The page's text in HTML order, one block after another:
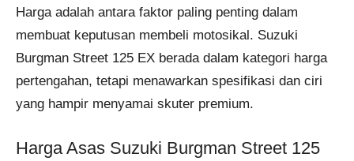
Harga adalah antara faktor paling penting dalam
membuat keputusan membeli motosikal. Suzuki
Burgman Street 125 EX berada dalam kategori harga
pertengahan, tetapi menawarkan spesifikasi dan ciri
yang hampir menyamai skuter premium.
Harga Asas Suzuki Burgman Street 125